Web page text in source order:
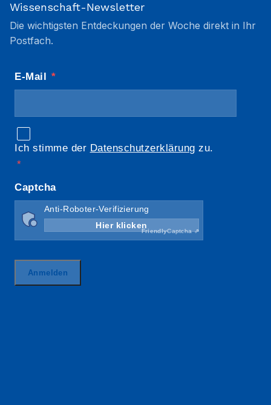
Wissenschaft-Newsletter
Die wichtigsten Entdeckungen der Woche direkt in Ihr
Postfach.